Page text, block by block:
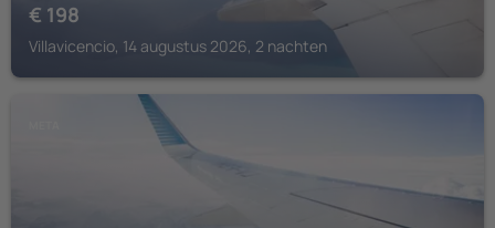
€ 198
Villavicencio, 14 augustus 2026, 2 nachten